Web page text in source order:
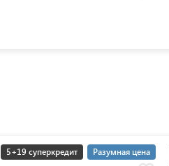
5+19 суперкредит Разумная цена